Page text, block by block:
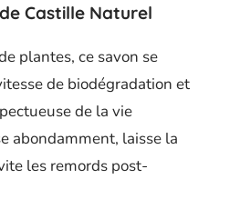
Castille Naturel
plantes, ce savon se
de biodégradation et
de la vie
abondamment, laisse la
les remords post-